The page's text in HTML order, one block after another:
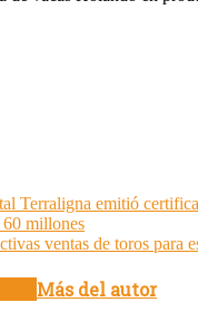
Terraligna emitió
millones
ventas de toros para
Más del autor